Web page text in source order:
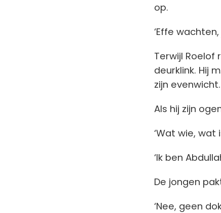
op.
‘Effe
Terwijl
deurklink. Hij
zijn
Als hij zijn
‘Wat wie, wat
‘Ik ben
De jongen
‘Nee, geen